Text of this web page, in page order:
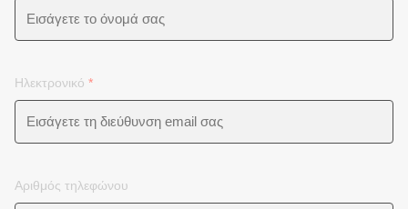
Ηλεκτρονικό *
Αριθμός τηλεφώνου